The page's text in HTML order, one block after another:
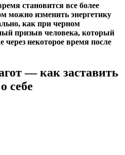
становится все более
можно изменить энергетику
как при черном
призыв человека, который
через некоторое время после
— как заставить
себе